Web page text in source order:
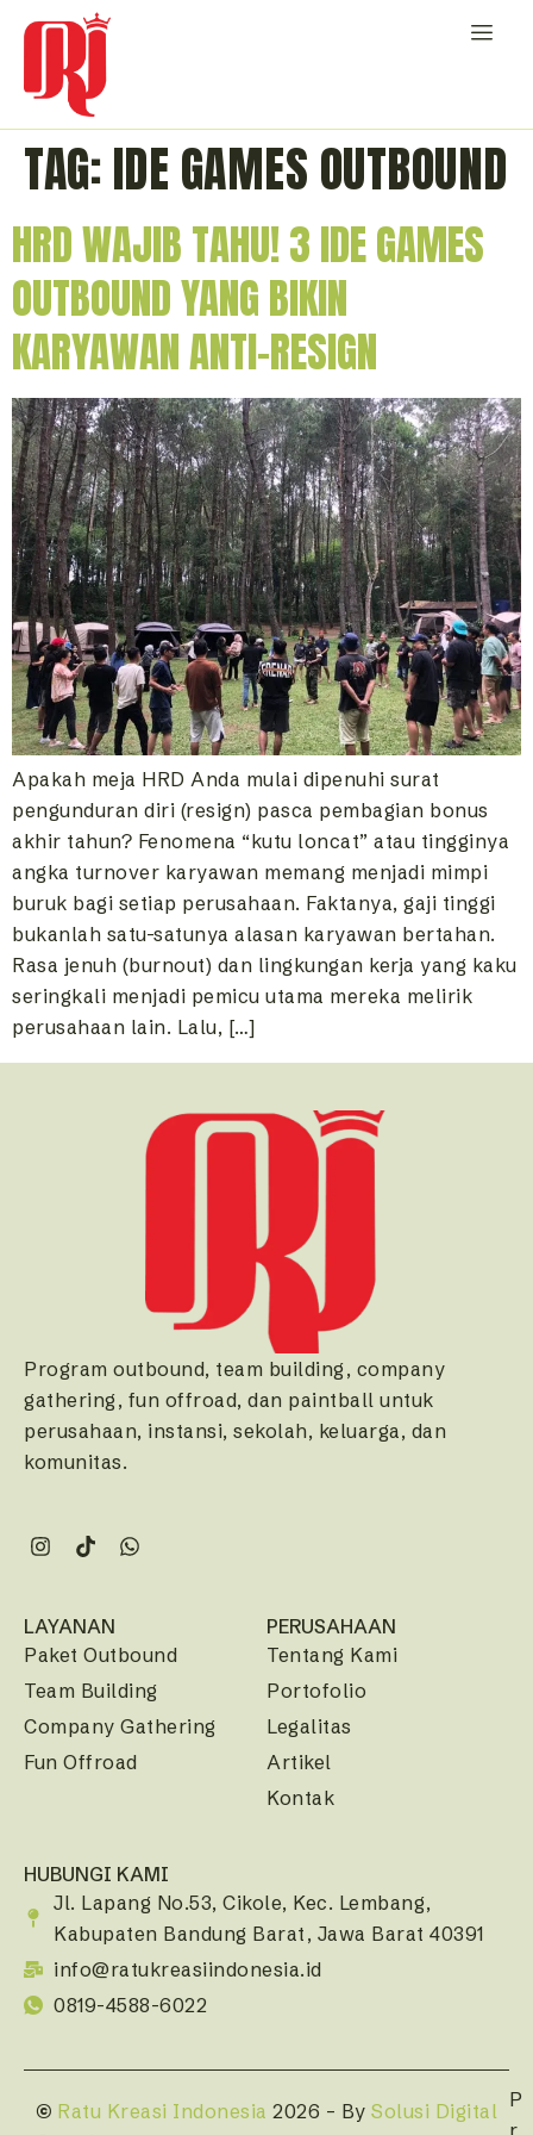
TAG:IDE GAMES OUTBOUND
HRD WAJIB TAHU! 3 IDE GAMES
OUTBOUND YANG BIKIN
KARYAWAN ANTI-RESIGN
Apakah meja HRD Anda mulai dipenuhi surat
pengunduran diri (resign) pasca pembagian bonus
akhir tahun? Fenomena “kutu loncat” atau tingginya
angka turnover karyawan memang menjadi mimpi
buruk bagi setiap perusahaan. Faktanya, gaji tinggi
bukanlah satu-satunya alasan karyawan bertahan.
Rasa jenuh (burnout) dan lingkungan kerja yang kaku
seringkali menjadi pemicu utama mereka melirik
perusahaan lain. Lalu, […]
Program outbound, team building, company
gathering, fun offroad, dan paintball untuk
perusahaan, instansi, sekolah, keluarga, dan
komunitas.
LAYANAN
Paket Outbound
Team Building
Company Gathering
Fun Offroad
PERUSAHAAN
Tentang Kami
Portofolio
Legalitas
Artikel
Kontak
HUBUNGI KAMI
Jl. Lapang No.53, Cikole, Kec. Lembang,
Kabupaten Bandung Barat, Jawa Barat 40391
info@ratukreasiindonesia.id
0819-4588-6022
© Ratu Kreasi Indonesia 2026 – By Solusi Digital P
r